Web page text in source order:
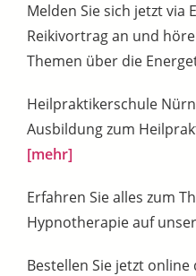
Melden Sie sich jetzt via
Reikivortrag an und
Themen über die
Heilpraktikerschule
Ausbildung zum
[mehr]
Erfahren Sie alles zum
Hypnotherapie auf
Bestellen Sie jetzt online